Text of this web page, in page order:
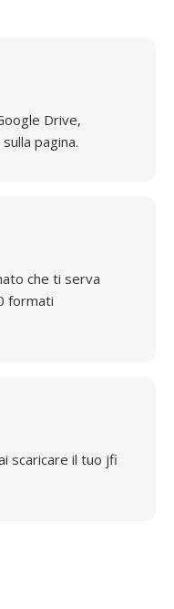
Drive,
pagina.
che ti serva
formati
scaricare il tuo jfi